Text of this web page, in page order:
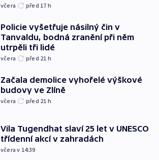
včera před 17 h
Policie vyšetřuje násilný čin v
Tanvaldu, bodná zranění při něm
utrpěli tři lidé
včera před 21 h
Začala demolice vyhořelé výškové
budovy ve Zlíně
včera před 21 h
Vila Tugendhat slaví 25 let v UNESCO
třídenní akcí v zahradách
včera v 14:39